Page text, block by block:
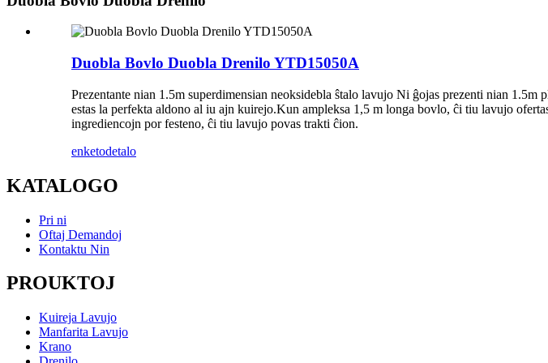
Duobla Bovlo Duobla Drenilo YTD15050A
Prezentante nian 1.5m superdimensian neoksidebla ŝtalo lavujo Ni ĝojas prezenti nian
estas la perfekta aldono al iu ajn kuirejo.Kun ampleksa 1,5 m longa bovlo, ĉi tiu lavujo
ingrediencojn por festeno, ĉi tiu lavujo povas trakti ĉion.
enketodetalo
KATALOGO
Pri ni
Oftaj Demandoj
Kontaktu Nin
PROUKTOJ
Kuireja Lavujo
Manfarita Lavujo
Krano